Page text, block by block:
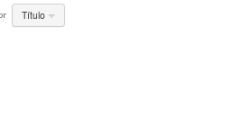
Título